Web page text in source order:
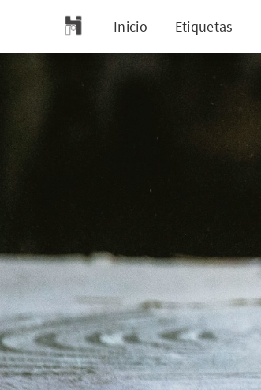
Inicio Etiquetas